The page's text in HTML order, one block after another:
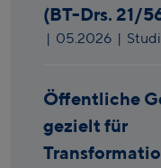
(BT-Drs. 21/
| 05.2026 |
Öffentliche
gezielt für